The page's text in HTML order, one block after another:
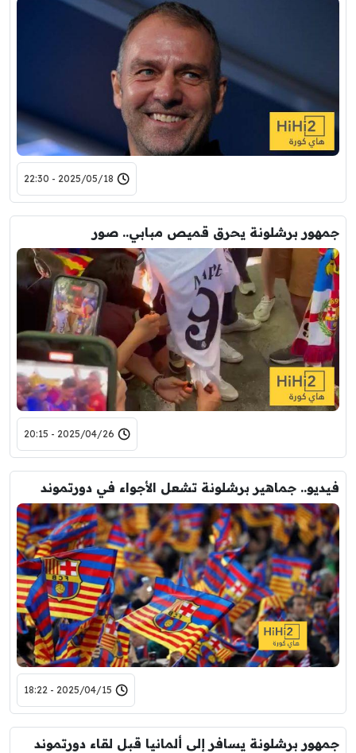
2025/05/18 - 22:30
جمهور برشلونة يحرق قميص مبابي.. صور
2025/04/26 - 20:15
فيديو.. جماهير برشلونة تشعل الأجواء في دورتموند
2025/04/15 - 18:22
جمهور برشلونة يسافر إلى ألمانيا قبل لقاء دورتموند